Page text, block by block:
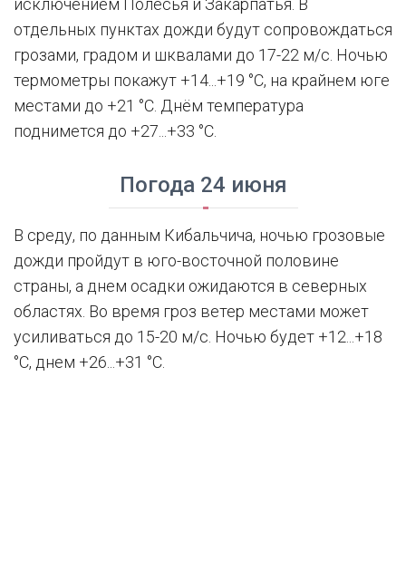
исключением Полесья и Закарпатья. В
отдельных пунктах дожди будут сопровождаться
грозами, градом и шквалами до 17-22 м/с. Ночью
термометры покажут +14...+19 °С, на крайнем юге
местами до +21 °С. Днём температура
поднимется до +27...+33 °С.
Погода 24 июня
В среду, по данным Кибальчича, ночью грозовые
дожди пройдут в юго-восточной половине
страны, а днем осадки ожидаются в северных
областях. Во время гроз ветер местами может
усиливаться до 15-20 м/с. Ночью будет +12...+18
°С, днем +26...+31 °С.